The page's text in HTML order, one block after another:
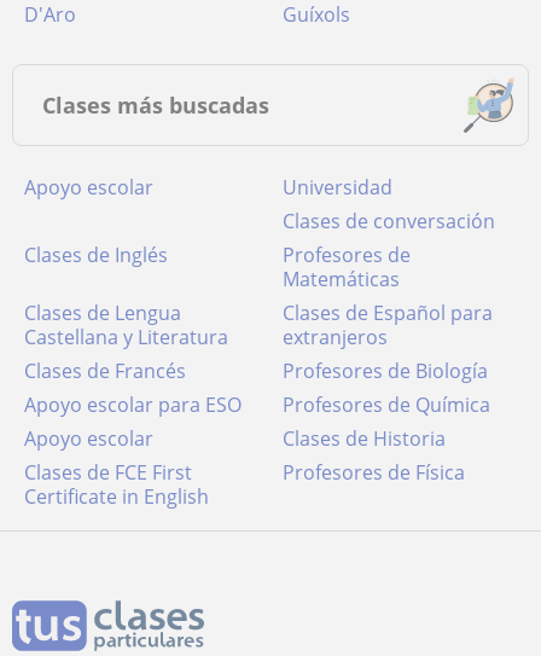
D'Aro
Guíxols
Clases más buscadas
Apoyo escolar
Universidad
Clases de conversación
Clases de Inglés
Profesores de
Matemáticas
Clases de Lengua
Castellana y Literatura
Clases de Español para
extranjeros
Clases de Francés
Profesores de Biología
Apoyo escolar para ESO
Profesores de Química
Apoyo escolar
Clases de Historia
Clases de FCE First
Certificate in English
Profesores de Física